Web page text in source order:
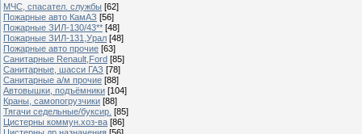
МЧС, спасател. службы [62]
Пожарные авто КамАЗ [56]
Пожарные ЗИЛ-130/43** [48]
Пожарные ЗИЛ-131,Урал [48]
Пожарные авто прочие [63]
Санитарные Renault,Ford [85]
Санитарные, шасси ГАЗ [78]
Санитарные а/м прочие [88]
Автовышки, подъёмники [104]
Краны, самопогрузчики [88]
Тягачи седельные/буксир. [85]
Цистерны коммун.хоз-ва [86]